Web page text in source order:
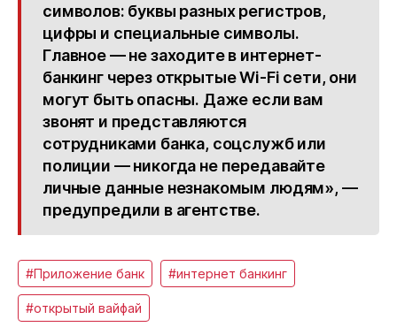
символов: буквы разных регистров,
цифры и специальные символы.
Главное — не заходите в интернет-
банкинг через открытые Wi-Fi сети, они
могут быть опасны. Даже если вам
звонят и представляются
сотрудниками банка, соцслужб или
полиции — никогда не передавайте
личные данные незнакомым людям», —
предупредили в агентстве.
#Приложение банк #интернет банкинг
#открытый вайфай